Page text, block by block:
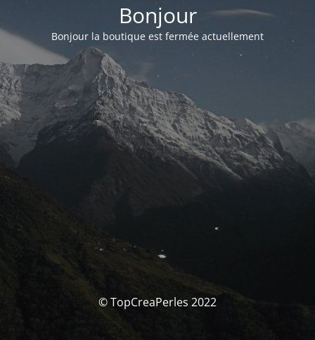
Bonjour
Bonjour la boutique est fermée actuellement
© TopCreaPerles 2022